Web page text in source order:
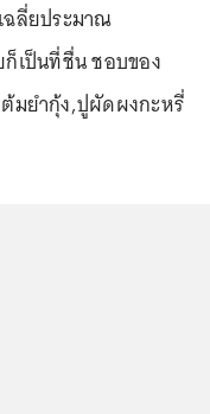
ฉลี่ยประมาณ
เป็นที่ชื่น ชอบของ
มยำกุ้ง,ปูผัดผงกะหรี่